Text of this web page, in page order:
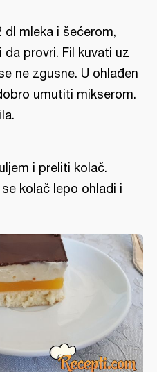
mleka i šećerom,
provri. Fil kuvati uz
ne zgusne. U ohlađen
umutiti mikserom.
i preliti kolač.
kolač lepo ohladi i